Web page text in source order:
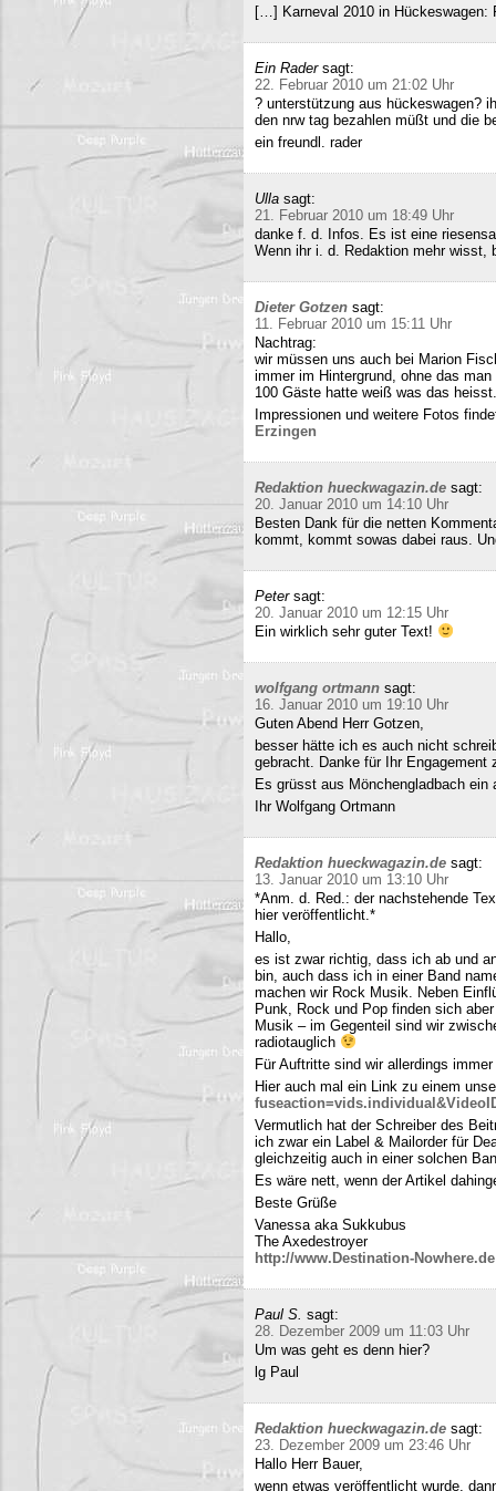
[…] Karneval 2010 in Hückeswagen:
Ein Rader sagt:
22. Februar 2010 um 21:02 Uhr
? unterstützung aus hückeswagen?
den nrw tag bezahlen müßt und die
ein freundl. rader
Ulla sagt:
21. Februar 2010 um 18:49 Uhr
danke f. d. Infos. Es ist eine
Wenn ihr i. d. Redaktion mehr wisst,
Dieter Gotzen sagt:
11. Februar 2010 um 15:11 Uhr
Nachtrag:
wir müssen uns auch bei Marion
immer im Hintergrund, ohne das
100 Gäste hatte weiß was das heisst.
Impressionen und weitere Fotos
Erzingen
Redaktion hueckwagazin.de sagt:
20. Januar 2010 um 14:10 Uhr
Besten Dank für die netten
kommt, kommt sowas dabei raus.
Peter sagt:
20. Januar 2010 um 12:15 Uhr
Ein wirklich sehr guter Text!
wolfgang ortmann sagt:
16. Januar 2010 um 19:10 Uhr
Guten Abend Herr Gotzen,
besser hätte ich es auch nicht
gebracht. Danke für Ihr Engagement
Es grüsst aus Mönchengladbach ein
Ihr Wolfgang Ortmann
Redaktion hueckwagazin.de sagt:
13. Januar 2010 um 13:10 Uhr
*Anm. d. Red.: der nachstehende
hier veröffentlicht.*
Hallo,
es ist zwar richtig, dass ich ab und
bin, auch dass ich in einer Band
machen wir Rock Musik. Neben
Punk, Rock und Pop finden sich
Musik – im Gegenteil sind wir
radiotauglich
Für Auftritte sind wir allerdings
Hier auch mal ein Link zu einem
Vermutlich hat der Schreiber des
ich zwar ein Label & Mailorder für
gleichzeitig auch in einer solchen
Es wäre nett, wenn der Artikel
Beste Grüße
Vanessa aka Sukkubus
The Axedestroyer
http://www.Destination-Nowhere.de
Paul S. sagt:
28. Dezember 2009 um 11:03 Uhr
Um was geht es denn hier?
lg Paul
Redaktion hueckwagazin.de sagt:
23. Dezember 2009 um 23:46 Uhr
Hallo Herr Bauer,
wenn etwas veröffentlicht wurde,